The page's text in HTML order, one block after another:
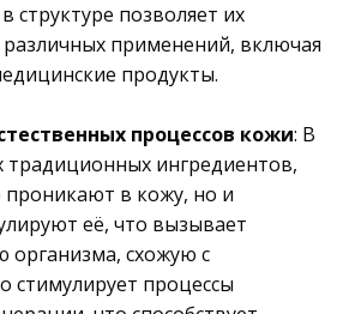
структуре позволяет их
применений, включая
продукты.
процессов кожи: В
традиционных ингредиентов,
проникают в кожу, но и
её, что вызывает
схожую с
стимулирует процессы